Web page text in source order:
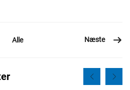
Alle Næste